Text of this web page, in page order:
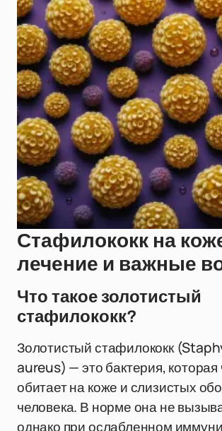
Стафилококк на
лечение и важные
Что такое золотистый
стафилококк?
Золотистый стафилококк
aureus) — это бактерия, которая
обитает на коже и слизистых
человека. В норме она не
однако при ослабленном